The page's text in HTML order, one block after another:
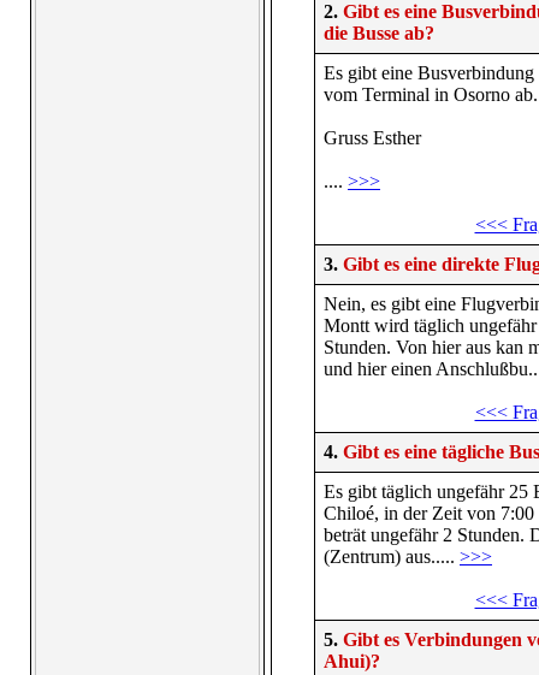
2. Gibt es eine
die Busse ab?
Es gibt eine
vom Terminal in Osorno ab.
Gruss Esther
.... >>>
<<<
3. Gibt es eine direkte
Nein, es gibt eine
Montt wird täglich
Stunden. Von hier aus kan
und hier einen
<<<
4. Gibt es eine tägliche
Es gibt täglich ungefähr 25
Chiloé, in der Zeit von
beträt ungefähr 2 Stunden.
(Zentrum) aus..... >>>
<<<
5. Gibt es Verbindungen
Ahui)?